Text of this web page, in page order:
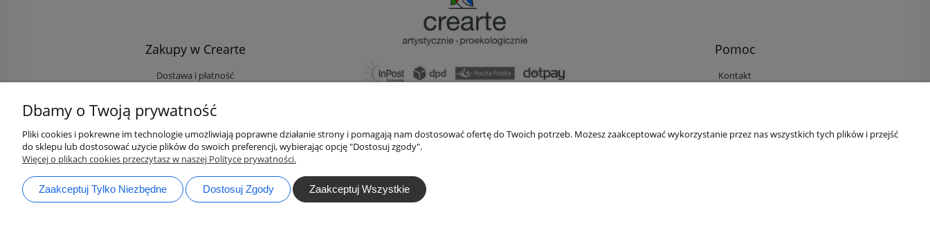
Zakupy w Crearte
Dostawa i płatność
Rabaty i Zniżki
Opinie klientów
Zaloguj się na Twoje konto
Pomoc
Kontakt
Ustawienia plików cookies
tel.:733 012 789
Dbamy o Twoją prywatność
Pliki cookies i pokrewne im technologie umożliwiają poprawne działanie strony i pomagają nam dostosować ofertę do Twoich potrzeb. Możesz zaakceptować wykorzystanie przez nas wszystkich tych plików i przejść
do sklepu lub dostosować użycie plików do swoich preferencji, wybierając opcję "Dostosuj zgody".
Więcej o plikach cookies przeczytasz w naszej Polityce prywatności.
Zaakceptuj Tylko Niezbędne Dostosuj Zgody Zaakceptuj Wszystkie